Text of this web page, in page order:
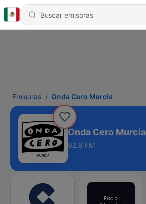
Emisoras Onda Cero Murcia
Onda Cero Murcia
92.9 FM